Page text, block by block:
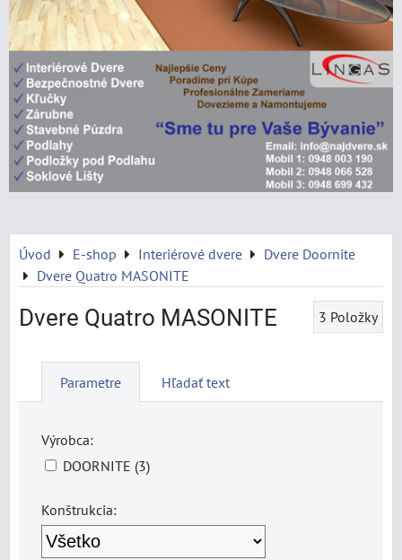
Úvod E-shop Interiérové dvere
Dvere Doornite
Dvere Quatro MASONITE
Dvere Quatro MASONITE 3 Položky
Parametre Hľadať text
Výrobca:
DOORNITE (3)
Konštrukcia: